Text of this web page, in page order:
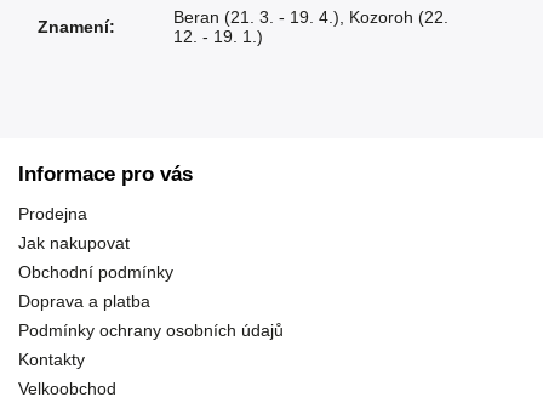
Znamení: Beran (21. 3. - 19. 4.)
Kozoroh (22.
12. - 19. 1.)
Informace pro vás
Prodejna
Jak nakupovat
Obchodní podmínky
Doprava a platba
Podmínky ochrany osobních údajů
Kontakty
Velkoobchod